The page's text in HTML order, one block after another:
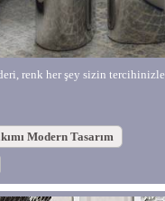
renk her şey sizin
Modern Tasarım